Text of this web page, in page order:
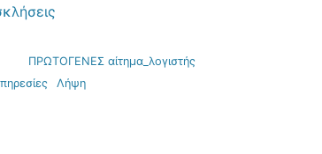
ΠΡΩΤΟΓΕΝΕΣ αίτημα_λογιστής
Λήψη